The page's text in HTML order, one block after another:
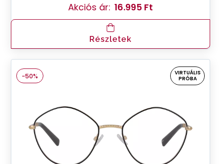
Akciós ár: 16.995 Ft
Részletek
-50%
VIRTUÁLIS
PRÓBA